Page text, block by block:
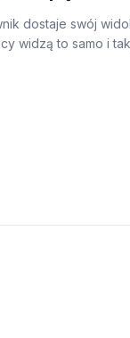
dostaje swój
widzą to samo i